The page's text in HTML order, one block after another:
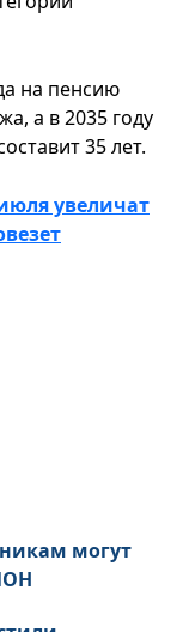
на пенсию
а в 2035 году
35 лет.
увеличат
могут